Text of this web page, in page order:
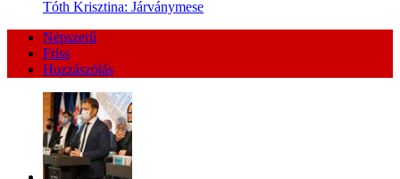
Tóth Krisztina: Járványmese
Népszerű
Friss
Hozzászólás